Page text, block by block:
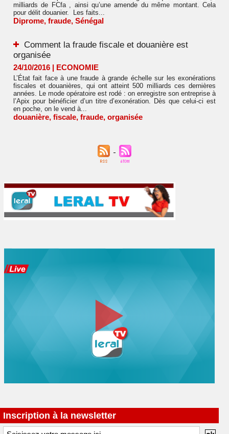
milliards de FCfa , ainsi qu’une amende du même montant. Cela
pour délit douanier. Les faits...
Diprome, fraude, Sénégal
Comment la fraude fiscale et douanière est
organisée
24/10/2016 | ECONOMIE
L’État fait face à une fraude à grande échelle sur les exonérations
fiscales et douanières, qui ont atteint 500 milliards ces dernières
années. Le mode opératoire est rodé : on enregistre son entreprise à
l’Apix pour bénéficier d’un titre d’exonération. Dès que celui-ci est
en poche, on le vend à...
douanière, fiscale, fraude, organisée
Inscription à la newsletter